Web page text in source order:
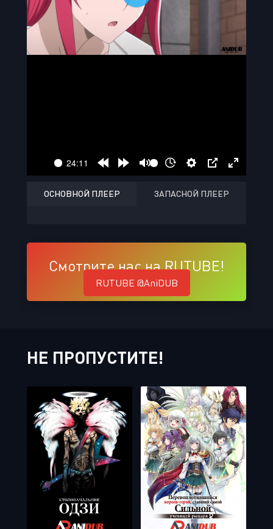
ОСНОВНОЙ ПЛЕЕР ЗАПАСНОЙ ПЛЕЕР
Смотрите нас на RUTUBE!
RUTUBE @AniDUB
НЕ ПРОПУСТИТЕ!